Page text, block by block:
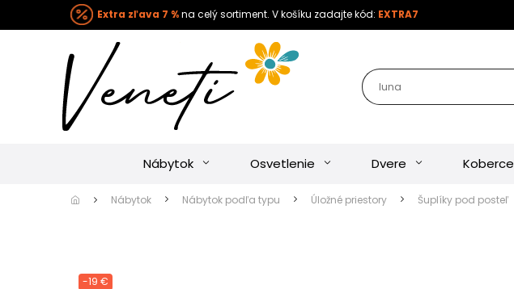
Extra zľava 7 %na celý sortiment. V košíku zadajte kód: EXTRA7
Nábytok Osvetlenie Dvere Koberce
Nábytok Nábytok podľa typu Úložné priestory Šuplíky pod posteľ
-19 €